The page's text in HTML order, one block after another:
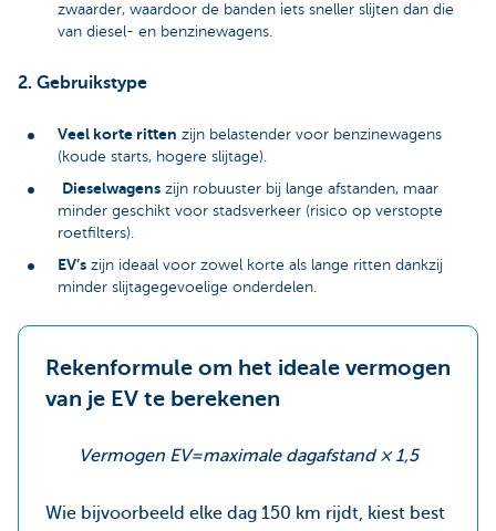
zwaarder, waardoor de banden iets sneller slijten dan die
van diesel- en benzinewagens.
2. Gebruikstype
Veel korte ritten zijn belastender voor benzinewagens
(koude starts, hogere slijtage).
Dieselwagens zijn robuuster bij lange afstanden, maar
minder geschikt voor stadsverkeer (risico op verstopte
roetfilters).
EV’s zijn ideaal voor zowel korte als lange ritten dankzij
minder slijtagegevoelige onderdelen.
Rekenformule om het ideale vermogen
van je EV te berekenen
Vermogen EV=maximale dagafstand × 1,5
Wie bijvoorbeeld elke dag 150 km rijdt, kiest best